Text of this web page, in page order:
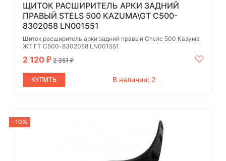
ЩИТОК РАСШИРИТЕЛЬ АРКИ ЗАДНИЙ
ПРАВЫЙ STELS 500 KAZUMA\GT C500-
8302058 LN001551
Щиток расширитель арки задний правый Стелс 500 Казума
ЖТ ГТ C500-8302058 LN001551
2 120 ₽ 2 351₽
КУПИТЬ В наличии: 2
-10%